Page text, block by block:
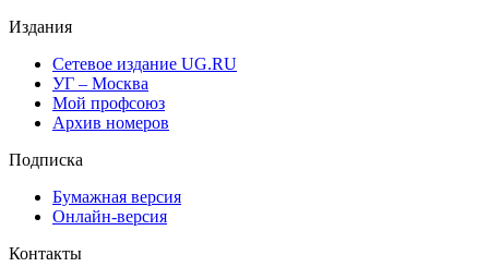
Издания
Сетевое издание UG.RU
УГ – Москва
Мой профсоюз
Архив номеров
Подписка
Бумажная версия
Онлайн-версия
Контакты